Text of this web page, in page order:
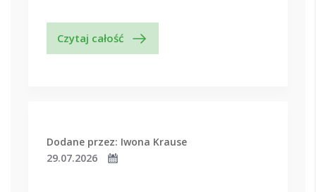
Czytaj całość
Dodane przez: Iwona Krause
29.07.2026